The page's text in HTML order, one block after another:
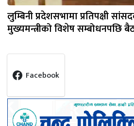
लुम्बिनी प्रदेशसभामा प्रतिपक्षी
मुख्यमन्त्रीको विशेष सम्बोधनपछि
Facebook